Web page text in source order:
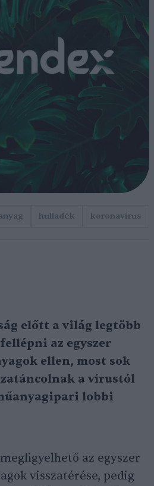
hulladék koronavírus
előtt a világ legtöbb
az egyszer
ellen, most sok
a vírustól
lobbi
az egyszer
visszatérése, pedig